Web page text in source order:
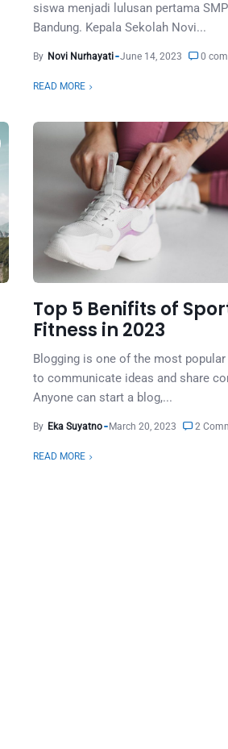
siswa menjadi lulusan pertama
Bandung. Kepala Sekolah Novi...
By Novi Nurhayati June 14, 2023 0
READ MORE
Top 5 Benifits of
Fitness in 2023
Blogging is one of the most popular
to communicate ideas and share
Anyone can start a blog,...
By Eka Suyatno March 20, 2023 2
READ MORE